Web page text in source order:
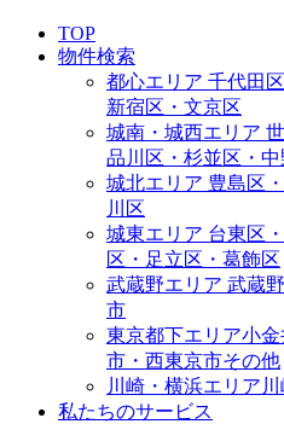
TOP
物件検索
都心エリア 千代田
新宿区・文京区
城南・城西エリア
品川区・杉並区・中
城北エリア 豊島区
川区
城東エリア 台東区
区・足立区・葛飾区
武蔵野エリア 武蔵
市
東京都下エリア小
市・西東京市その他
川崎・横浜エリア
私たちのサービス